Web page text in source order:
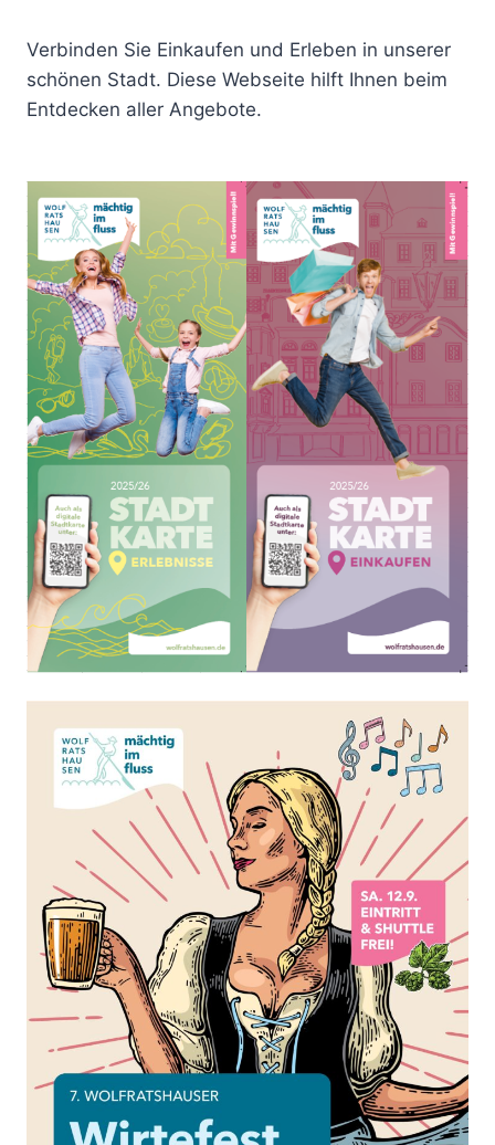
Verbinden Sie Einkaufen und Erleben in unserer
schönen Stadt. Diese Webseite hilft Ihnen beim
Entdecken aller Angebote.